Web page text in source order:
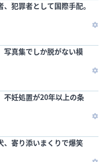
、犯罪者として国際手配。
写真集でしか脱がない模
不妊処置が20年以上の条
、寄り添いまくりで爆笑